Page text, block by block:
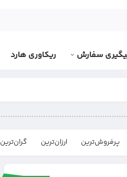
سفارش ریکاوری هارد
پرفروش‌ترین ارزان‌ترین گران‌ترین